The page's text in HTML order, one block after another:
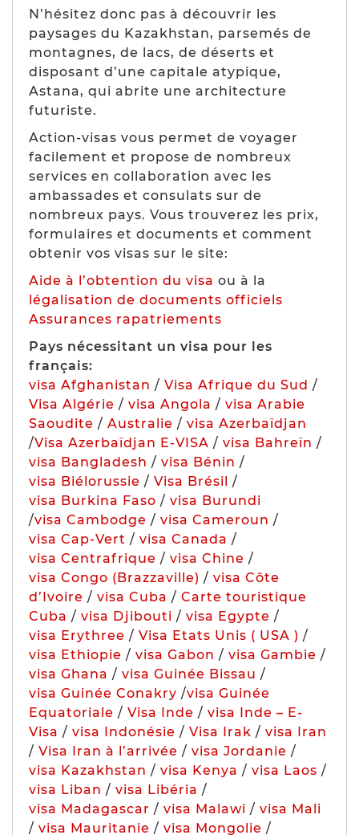
N’hésitez donc pas à découvrir les
paysages du Kazakhstan, parsemés de
montagnes, de lacs, de déserts et
disposant d’une capitale atypique,
Astana, qui abrite une architecture
futuriste.
Action-visas vous permet de voyager
facilement et propose de nombreux
services en collaboration avec les
ambassades et consulats sur de
nombreux pays. Vous trouverez les prix,
formulaires et documents et comment
obtenir vos visas sur le site:
Aide à l’obtention du visa ou à la
légalisation de documents officiels
Assurances rapatriements
Pays nécessitant un visa pour les
français:
visa Afghanistan / Visa Afrique du Sud /
Visa Algérie / visa Angola / visa Arabie
Saoudite / Australie / visa Azerbaïdjan
/Visa Azerbaïdjan E-VISA / visa Bahreïn /
visa Bangladesh / visa Bénin /
visa Biélorussie / Visa Brésil /
visa Burkina Faso / visa Burundi
/visa Cambodge / visa Cameroun /
visa Cap-Vert / visa Canada /
visa Centrafrique / visa Chine /
visa Congo (Brazzaville) / visa Côte
d’Ivoire / visa Cuba / Carte touristique
Cuba / visa Djibouti / visa Egypte /
visa Erythree / Visa Etats Unis ( USA ) /
visa Ethiopie / visa Gabon / visa Gambie /
visa Ghana / visa Guinée Bissau /
visa Guinée Conakry /visa Guinée
Equatoriale / Visa Inde / visa Inde – E-
Visa / visa Indonésie / Visa Irak / visa Iran
/ Visa Iran à l’arrivée / visa Jordanie /
visa Kazakhstan / visa Kenya / visa Laos /
visa Liban / visa Libéria /
visa Madagascar / visa Malawi / visa Mali
/ visa Mauritanie / visa Mongolie /